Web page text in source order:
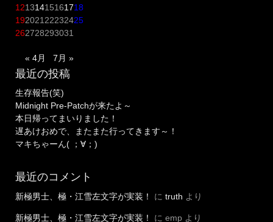
12131415161718
192021 22232425
262728293031
« 4月 7月 »
最近の投稿
生存報告(笑)
Midnight Pre-Patchが来たよ～
本日帰ってまいりました！
遅あけおめで、またまた行ってきます～！
マキちゃーん( ；∀；)
最近のコメント
新極男士、極・江雪左文字が実装！ に truth より
新極男士、極・江雪左文字が実装！ に emp より